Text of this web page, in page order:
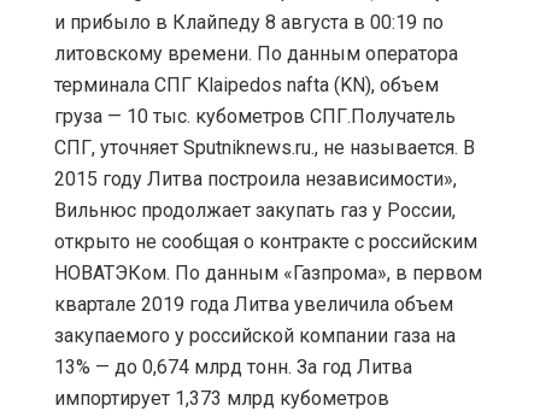
и прибыло в Клайпеду 8 августа в 00:19 по
литовскому времени. По данным оператора
терминала СПГ Klaipedos nafta (KN), объем
груза — 10 тыс. кубометров СПГ.Получатель
СПГ, уточняет Sputniknews.ru., не называется. В
2015 году Литва построила независимости»,
Вильнюс продолжает закупать газ у России,
открыто не сообщая о контракте с российским
НОВАТЭКом. По данным «Газпрома», в первом
квартале 2019 года Литва увеличила объем
закупаемого у российской компании газа на
13% — до 0,674 млрд тонн. За год Литва
импортирует 1,373 млрд кубометров